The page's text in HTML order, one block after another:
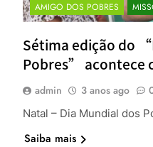
AMIGO DOS POBRES
Sétima edição do
Pobres” acontece
admin 3 anos ago
Natal – Dia Mundial dos
Saiba mais